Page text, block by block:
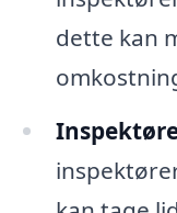
dette kan